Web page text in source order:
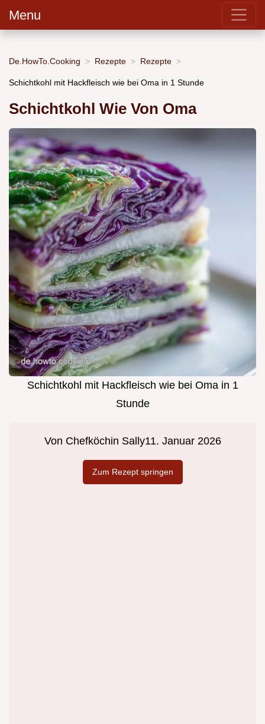
Menu
De.HowTo.Cooking Rezepte Rezepte
Schichtkohl mit Hackfleisch wie bei Oma in 1 Stunde
Schichtkohl Wie Von Oma
Schichtkohl mit Hackfleisch wie bei Oma in 1
Stunde
Von Chefköchin Sally11. Januar 2026
Zum Rezept springen